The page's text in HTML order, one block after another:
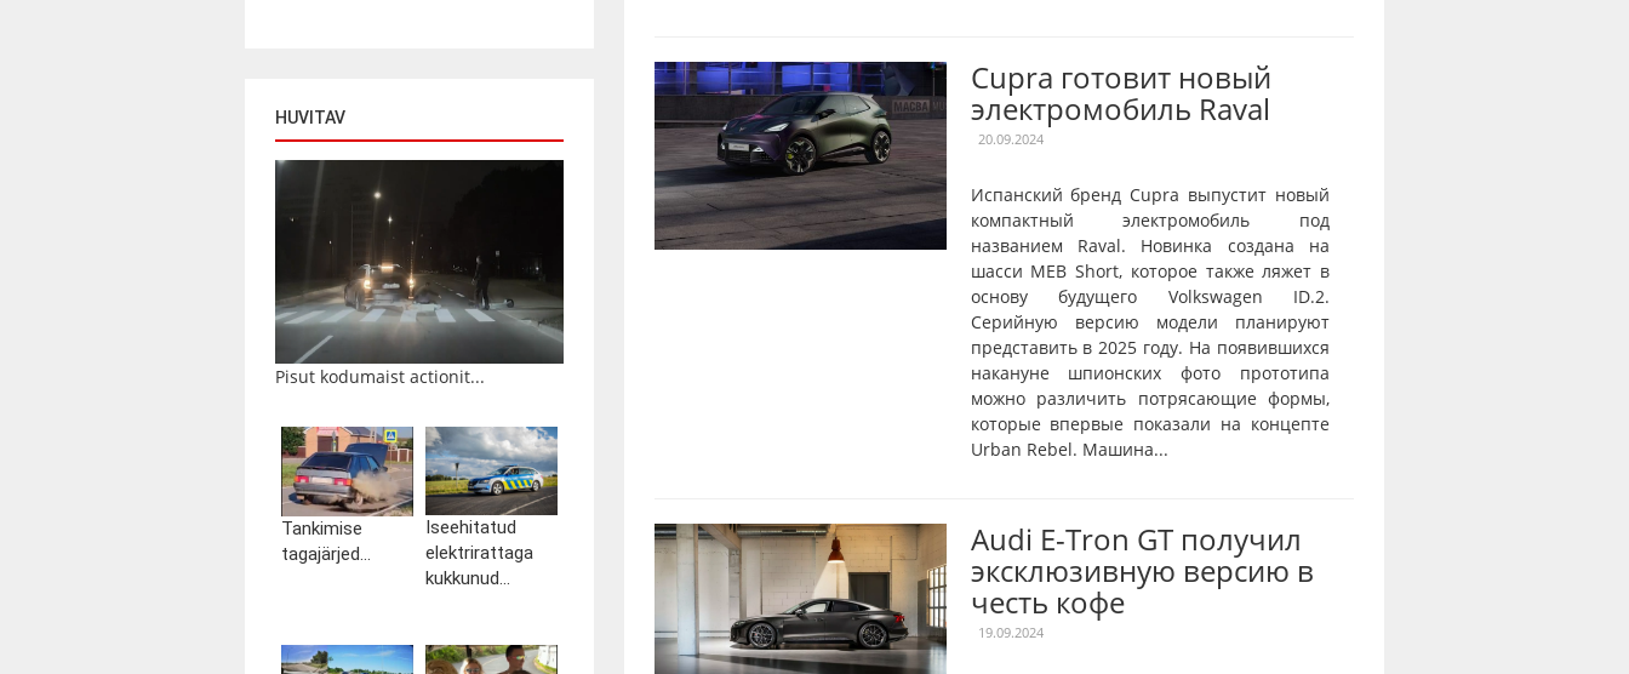
HUVITAV
Pisut kodumaist actionit...
Tankimise
tagajärjed...
Iseehitatud
elektrirattaga
kukkunud...
Cupra готовит новый
электромобиль Raval
20.09.2024
Испанский бренд Cupra выпустит новый
компактный электромобиль под
названием Raval. Новинка создана на
шасси MEB Short, которое также ляжет в
основу будущего Volkswagen ID.2.
Серийную версию модели планируют
представить в 2025 году. На появившихся
накануне шпионских фото прототипа
можно различить потрясающие формы,
которые впервые показали на концепте
Urban Rebel. Машина...
Audi E-Tron GT получил
эксклюзивную версию в
честь кофе
19.09.2024